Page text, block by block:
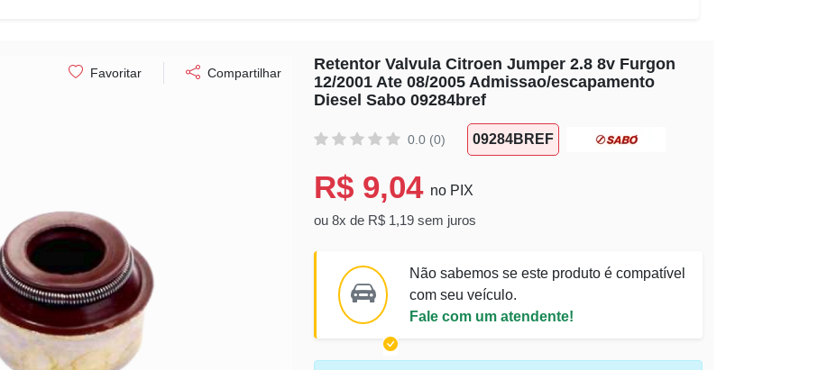
Favoritar Compartilhar
Retentor Valvula Citroen Jumper 2.8 8v Furgon
12/2001 Ate 08/2005 Admissao/escapamento
Diesel Sabo 09284bref
0.0 (0) 09284BREF
R$ 9,04 no PIX
ou 8x de R$ 1,19 sem juros
Não sabemos se este produto é compatível
com seu veículo.
Fale com um atendente!